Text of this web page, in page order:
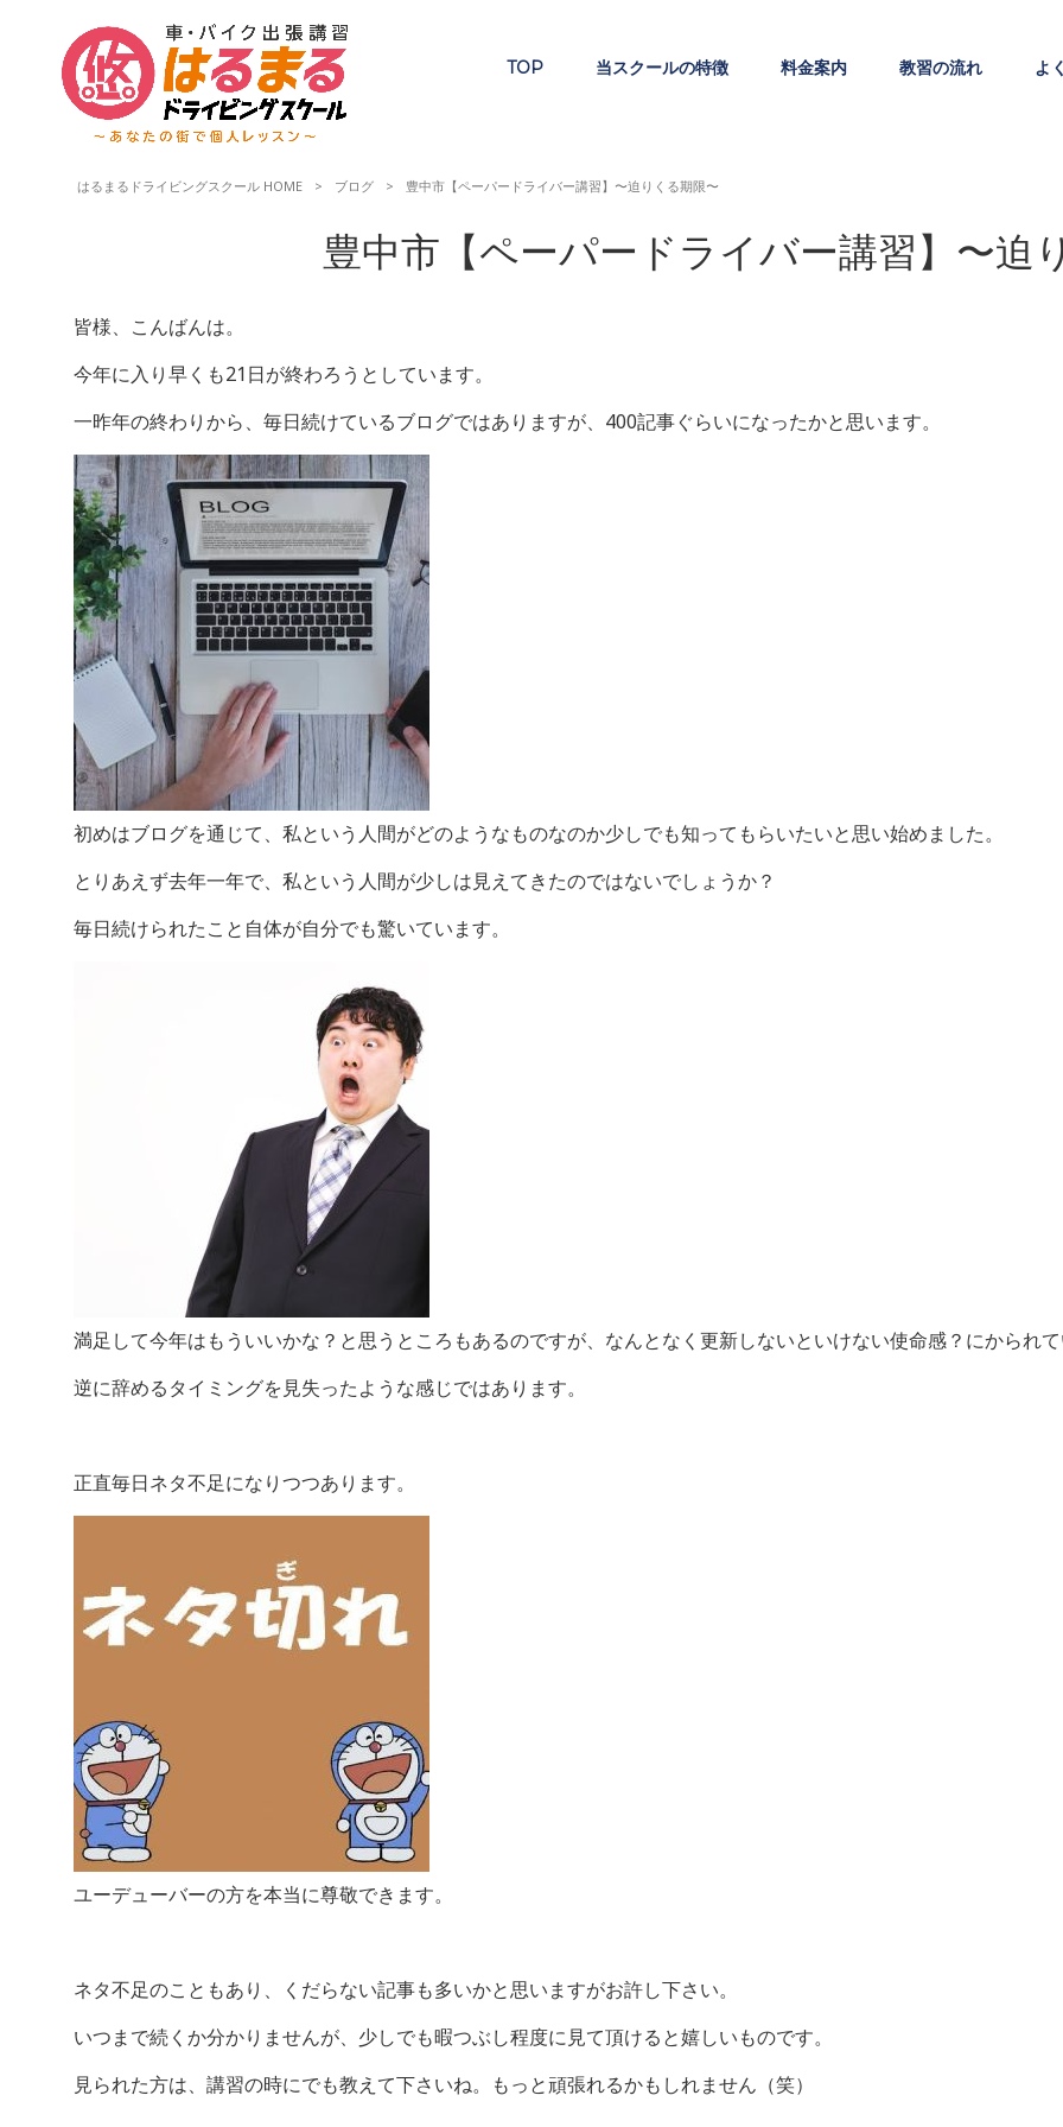
TOP 当スクールの特徴 料金案内 教習の流れ よ
はるまるドライビングスクール HOME > ブログ > 豊中市【ペーパードライバー講習】〜迫りくる期限〜
豊中市【ペーパードライバー講習】〜迫
皆様、こんばんは。
今年に入り早くも21日が終わろうとしています。
一昨年の終わりから、毎日続けているブログではありますが、400記事ぐらいになったかと思います。
初めはブログを通じて、私という人間がどのようなものなのか少しでも知ってもらいたいと思い始めました。
とりあえず去年一年で、私という人間が少しは見えてきたのではないでしょうか？
毎日続けられたこと自体が自分でも驚いています。
満足して今年はもういいかな？と思うところもあるのですが、なんとなく更新しないといけない使命感？にかられ
逆に辞めるタイミングを見失ったような感じではあります。
正直毎日ネタ不足になりつつあります。
ユーデューバーの方を本当に尊敬できます。
ネタ不足のこともあり、くだらない記事も多いかと思いますがお許し下さい。
いつまで続くか分かりませんが、少しでも暇つぶし程度に見て頂けると嬉しいものです。
見られた方は、講習の時にでも教えて下さいね。もっと頑張れるかもしれません（笑）